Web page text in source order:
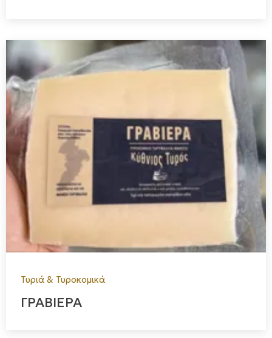
Τυριά & Τυροκομικά
ΓΡΑΒΙΕΡΑ